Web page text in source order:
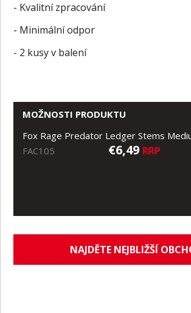
- Kvalitní zpracování
- Minimální odpor
- 2 kusy v balení
MOŽNOSTI PRODUKTU
Fox Rage Predator Ledger Stems
FAC105
€6,49 RRP
NAJDĚTE NEJBLIŽŠÍ